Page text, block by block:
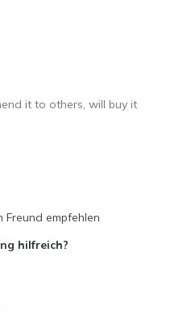
it to others, will buy it
Freund empfehlen
hilfreich?